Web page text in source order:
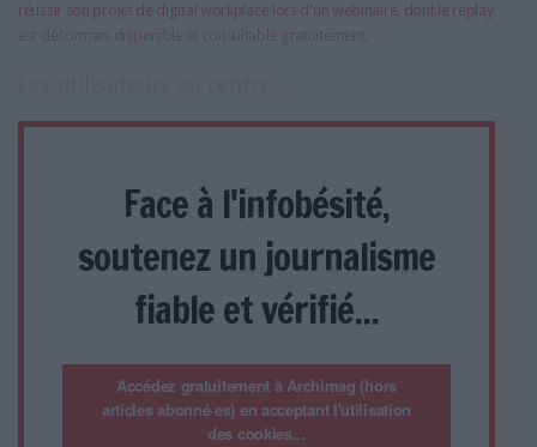
réussir son projet de digital workplace lors d'un webinaire, dont le replay
Face à l'infobésité,
soutenez un journalisme
fiable et vérifié...
Accédez gratuitement à Archimag (hors
articles abonné·es) en acceptant l'utilisation
des cookies...